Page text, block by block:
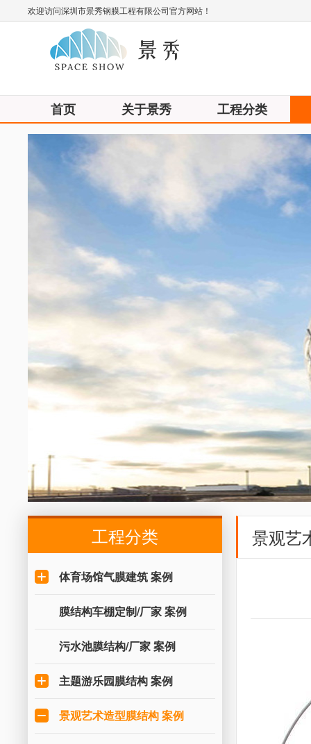
欢迎访问深圳市景秀钢膜工程有限公司官方网站！
首页 关于景秀 工程分类
工程分类
体育场馆气膜建筑 案例
膜结构车棚定制/厂家 案例
污水池膜结构/厂家 案例
主题游乐园膜结构 案例
景观艺术造型膜结构 案例
景观艺